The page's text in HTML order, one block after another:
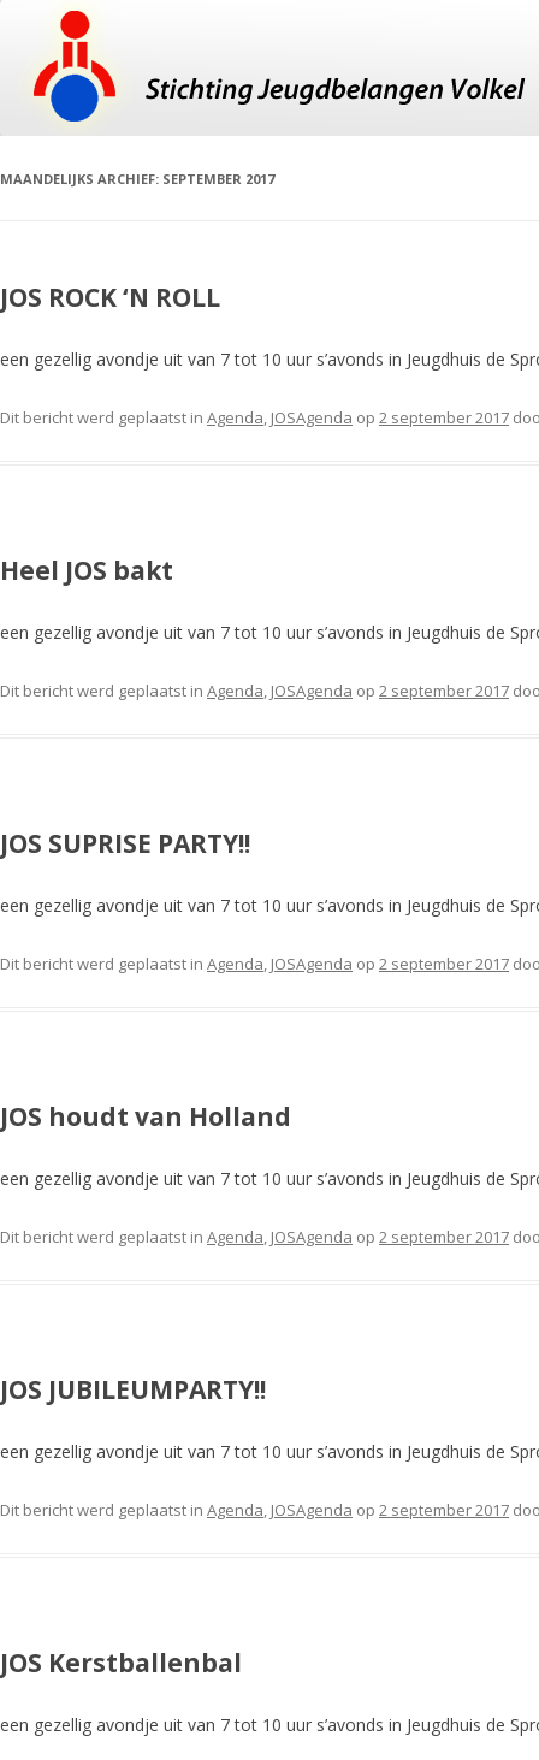
MAANDELIJKS ARCHIEF: SEPTEMBER 2017
JOS ROCK ‘N ROLL
een gezellig avondje uit van 7 tot 10 uur s’avonds in Jeugdhuis de
Dit bericht werd geplaatst in Agenda, JOSAgenda op 2 september 2017
Heel JOS bakt
een gezellig avondje uit van 7 tot 10 uur s’avonds in Jeugdhuis de
Dit bericht werd geplaatst in Agenda, JOSAgenda op 2 september 2017
JOS SUPRISE PARTY!!
een gezellig avondje uit van 7 tot 10 uur s’avonds in Jeugdhuis de
Dit bericht werd geplaatst in Agenda, JOSAgenda op 2 september 2017
JOS houdt van Holland
een gezellig avondje uit van 7 tot 10 uur s’avonds in Jeugdhuis de
Dit bericht werd geplaatst in Agenda, JOSAgenda op 2 september 2017
JOS JUBILEUMPARTY!!
een gezellig avondje uit van 7 tot 10 uur s’avonds in Jeugdhuis de
Dit bericht werd geplaatst in Agenda, JOSAgenda op 2 september 2017
JOS Kerstballenbal
een gezellig avondje uit van 7 tot 10 uur s’avonds in Jeugdhuis de